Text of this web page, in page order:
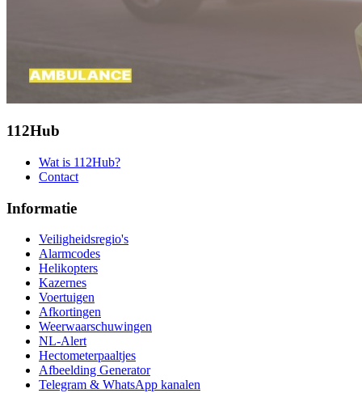
112Hub
Wat is 112Hub?
Contact
Informatie
Veiligheidsregio's
Alarmcodes
Helikopters
Kazernes
Voertuigen
Afkortingen
Weerwaarschuwingen
NL-Alert
Hectometerpaaltjes
Afbeelding Generator
Telegram & WhatsApp kanalen